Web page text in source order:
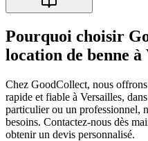
Pourquoi choisir
location de benne à
Chez GoodCollect, nous
rapide et fiable à Versailles,
particulier ou un professionnel,
besoins. Contactez-nous dès
obtenir un devis personnalisé.